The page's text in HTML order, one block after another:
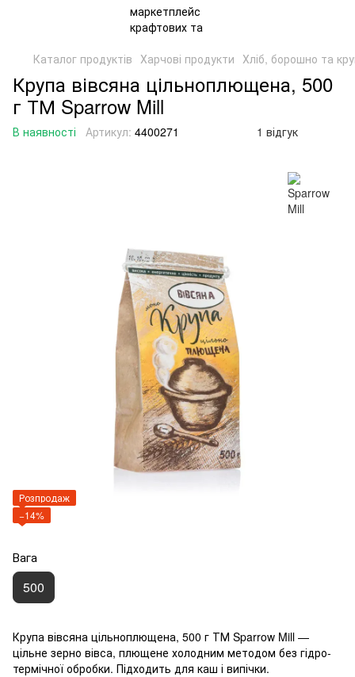
Каталог продуктів Харчові продукти Хліб, борошно та
Крупа вівсяна цільноплющена, 500
г ТМ Sparrow Mill
В наявності Артикул: 4400271 1 відгук
Розпродаж
−14%
Вага
500
Крупа вівсяна цільноплющена, 500 г ТМ Sparrow Mill —
цільне зерно вівса, плющене холодним методом без гідро-
термічної обробки. Підходить для каш і випічки.